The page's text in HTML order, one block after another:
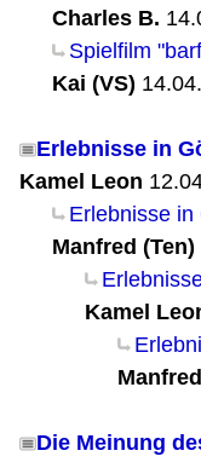
Charles B.
Spielfilm
Kai (VS)
Erlebnisse in
Kamel Leon
Erlebnisse in
Manfred (Ten)
Kamel
Die Meinung